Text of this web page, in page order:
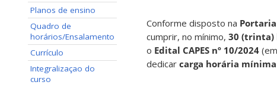
Planos de ensino
Quadro de
horários/Ensalamento
Currículo
Integralizaçao do
curso
Conforme disposto na Portaria
cumprir, no mínimo, 30 (trinta)
o Edital CAPES nº 10/2024
dedicar carga horária mínima